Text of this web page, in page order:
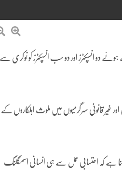
دو انسپکٹرز اور دو سب انسپکٹرز کو نوکری سے
غیر قانونی سرگرمیوں میں ملوث اہلکاروں کے
ہے کہ احتسابی عمل سے ہی انسانی اسمگلنگ